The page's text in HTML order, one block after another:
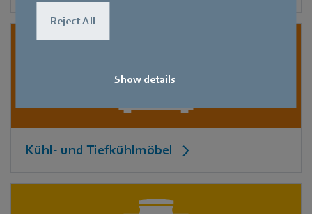
Reject All
Show details
Kühl- und Tiefkühlmöbel